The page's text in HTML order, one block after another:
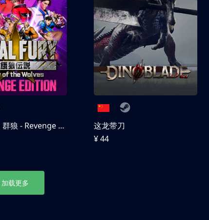
饿狼传说：群狼 - Revenge Edition
这龙带刀
¥ 44
加载更多